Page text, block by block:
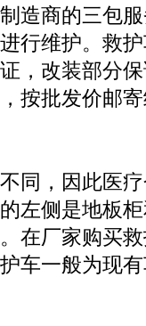
造商的三包
行维护。救
，改装部分
按批发价邮
同，因此医
左侧是地板
在厂家购买
车一般为现